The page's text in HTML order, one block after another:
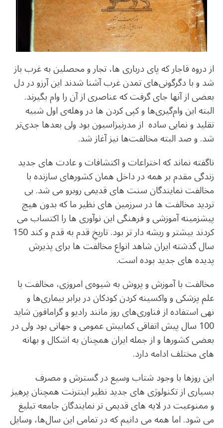
o
k p
از دروه قاجار که پای درباری ها، تجار و محصلین به غرب باز
شد و با دگرگونی‌های تمدن غرب آشنا شدند این آرزو در دل
بعضی از آنها جای گرفت که عناصری از آن را وام بگیرند.
البته این وام‌گیری‌ها و کپی کردن ها در وهله‌ی اول شبیه
تقلید و نمایی ساده از مدرنیزاسیون بود ولی بعدها جدی‌تر
شد. و صد البته مخالفت‌ها نیز آغاز شد.
ناگفته نماند که اختراعات و اکتشافات و عادت های جدید
زندگی مقدم بر همه در داخل همان کشورهای سازنده با
مخالفت نمایندگان سنت های قدیمی روبرو می شد. بی
تردید مخالفت ها در سرزمین های نظیر ما که بدون هیچ
پیشزمینه آموزشی و فرهنگی این نوآوری ها را اکتساب می
کردند بیشتر و ریشه دار تر بود. تاریخِ قدم به قدم و کند 150
سال گذشته ایران شاهد انواع مخالفت ها برای پذیرش
پدیده های جدید بوده است.
مخالفت با آموزش و پروش به شیوه‌ی امروزی، مخالفت با
علم پزشکی و واکسینه کردن کودکان در برابر بیماری‌ها و
نهی استفاده از فناوری‌های روز مانند رادیو و گرامافون شاید
100 سال پیش اتفاقی کمابیش عمومی و جهانی بود ولی در
بعضی کشورها و از جمله ایران همچنان به اشکال و بهانه
های مختلف ادامه دارد.
این روزها با وجود شتاب وسیع در گسترش و مصرف
بسیاری از تکنولوژی های جدید نظیر اینترنت همچنان پرهیز
و ممنوعیت در لایه های قدیمی تر نمایندگان جامعه تبلیغ
می شود. اما همه می دانیم که در تمامی این سال‌ها، وسایل